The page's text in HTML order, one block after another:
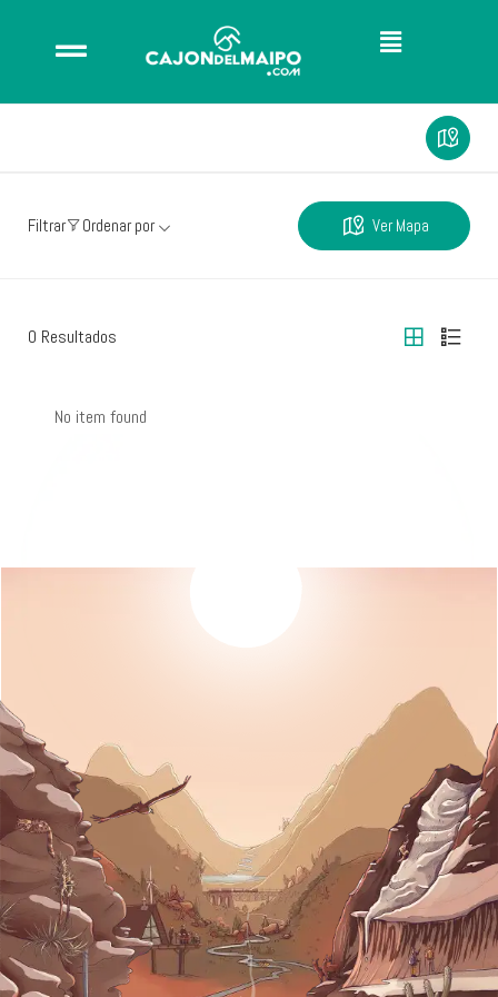
Filtrar Ordenar por Ver Mapa
0 Resultados
No item found